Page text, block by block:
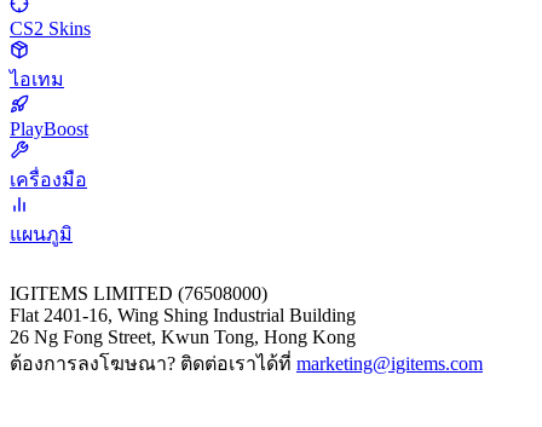
CS2 Skins
ไอเทม
PlayBoost
เครื่องมือ
แผนภูมิ
IGITEMS LIMITED (76508000)
Flat 2401-16, Wing Shing Industrial Building
26 Ng Fong Street, Kwun Tong, Hong Kong
ต้องการลงโฆษณา? ติดต่อเราได้ที่ marketing@igitems.com